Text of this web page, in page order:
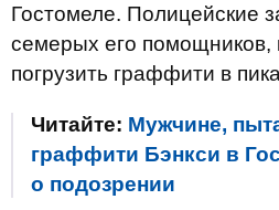
Гостомеле. Полицейские
семерых его помощников,
погрузить граффити в
Читайте: Мужчине,
граффити Бэнкси в
о подозрении